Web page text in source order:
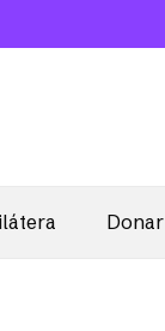
Donar